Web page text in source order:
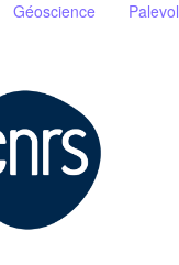
Géoscience Palevol